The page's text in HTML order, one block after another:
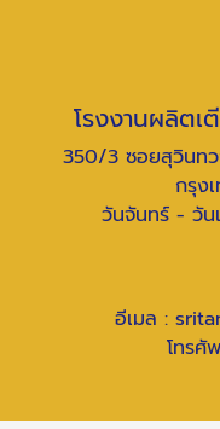
โรงงานผลิต
350/3 ซอยสุวินท
กรุง
วันจันทร์ - วัน
อีเมล :
โทรศั